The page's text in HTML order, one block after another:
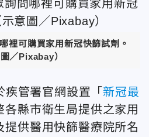
裡可購買家用新冠快篩試劑。
圖／Pixabay）
疾管署官網設置「 新冠最
各縣市衛生局提供之家用
供醫用快篩醫療院所名